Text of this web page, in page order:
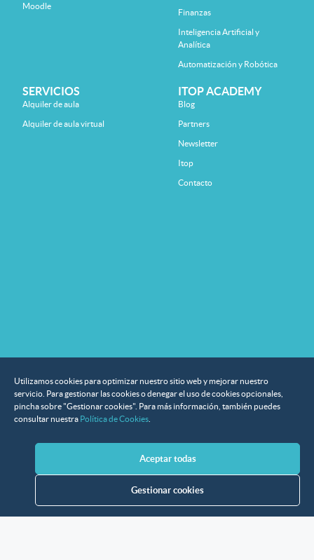
Utilizamos cookies para optimizar nuestro sitio web y mejorar nuestro
servicio. Para gestionar las cookies o denegar el uso de cookies opcionales,
pincha sobre "Gestionar cookies". Para más información, también puedes
consultar nuestra Política de Cookies
Aceptar todas
Gestionar cookies
Moodle
Finanzas
Inteligencia Artificial y
Analítica
Automatización y Robótica
SERVICIOS
Alquiler de aula
Alquiler de aula virtual
ITOP ACADEMY
Blog
Partners
Newsletter
Itop
Contacto